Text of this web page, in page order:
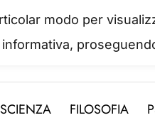
IL
abbiamo mai una
SCIENZA FILOSOFIA
modo per